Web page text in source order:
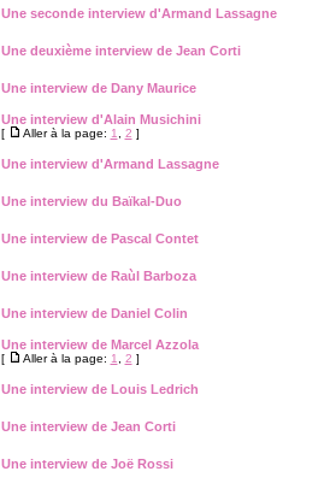
Une seconde interview d'Armand Lassagne
Une deuxième interview de Jean Corti
Une interview de Dany Maurice
Une interview d'Alain Musichini
[ Aller à la page: 1 2 ]
Une interview d'Armand Lassagne
Une interview du Baïkal-Duo
Une interview de Pascal Contet
Une interview de Raùl Barboza
Une interview de Daniel Colin
Une interview de Marcel Azzola
[ Aller à la page: 1 2 ]
Une interview de Louis Ledrich
Une interview de Jean Corti
Une interview de Joë Rossi